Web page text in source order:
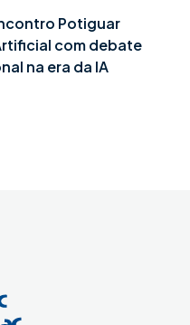
Potiguar
com debate
na era da IA